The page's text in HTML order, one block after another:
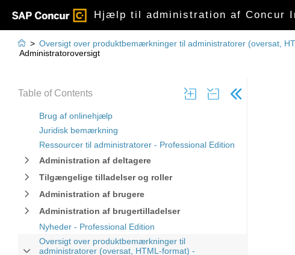
Hjælp til administration af Concur
Table of Contents
Brug af onlinehjælp
Juridisk bemærkning
Ressourcer til administratorer - Professional Edition
Administration af deltagere
Tilgængelige tilladelser og roller
Administration af brugere
Administration af brugertilladelser
Nyheder - Professional Edition
Oversigt over produktbemærkninger til
administratorer (oversat, HTML-format) -
 > Oversigt over produktbemærkninger til administratorer (oversat,
Administratoroversigt